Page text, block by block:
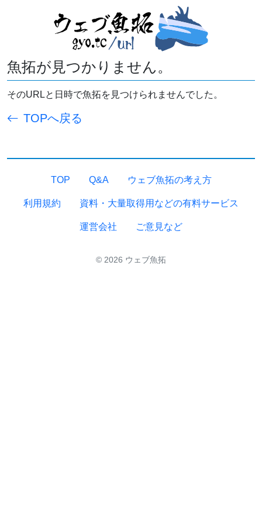
魚拓が見つかりません。
そのURLと日時で魚拓を見つけられませんでした。
TOPへ戻る
TOP Q&A ウェブ魚拓の考え方
利用規約 資料・大量取得用などの有料サービス
運営会社 ご意見など
© 2026 ウェブ魚拓